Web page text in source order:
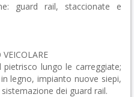
guard rail, staccionate e
lungo le carreggiate;
legno, impianto nuove siepi,
dei guard rail.